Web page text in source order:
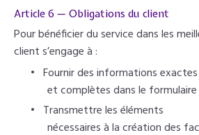
Article 6 — Obligations du client
Pour bénéficier du service dans les
client s’engage à :
• Fournir des informations exactes
et complètes dans le
• Transmettre les éléments
nécessaires à la création des